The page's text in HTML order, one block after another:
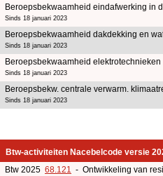
Beroepsbekwaamheid eindafwerking in
Sinds 18 januari 2023
Beroepsbekwaamheid dakdekking en
Sinds 18 januari 2023
Beroepsbekwaamheid elektrotechnieken
Sinds 18 januari 2023
Beroepsbekw. centrale verwarm.
Sinds 18 januari 2023
Btw-activiteiten Nacebelcode versie
Btw 2025 68.121 - Ontwikkeling van